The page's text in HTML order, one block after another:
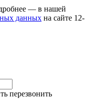
— в нашей
данных на сайте 12-
перезвонить